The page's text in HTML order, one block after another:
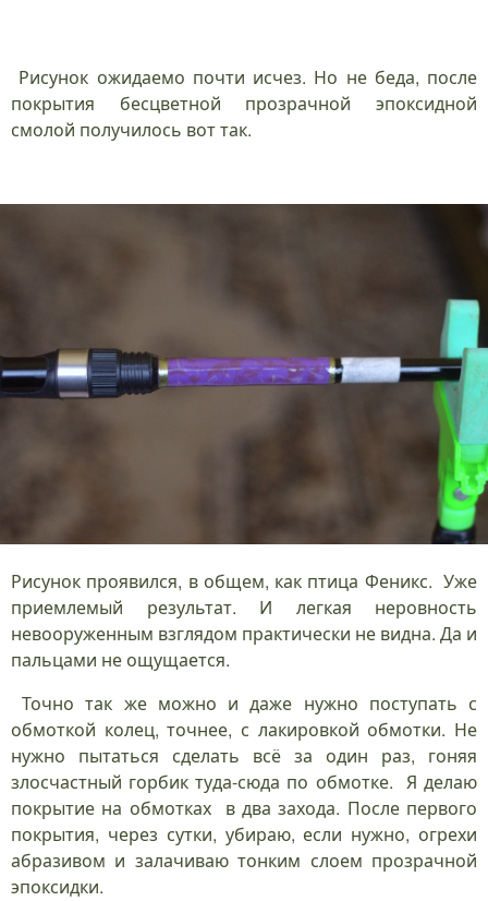
Рисунок ожидаемо почти исчез. Но не беда, после
покрытия бесцветной прозрачной эпоксидной
смолой получилось вот так.
Рисунок проявился, в общем, как птица Феникс. Уже
приемлемый результат. И легкая неровность
невооруженным взглядом практически не видна. Да и
пальцами не ощущается.
Точно так же можно и даже нужно поступать с
обмоткой колец, точнее, с лакировкой обмотки. Не
нужно пытаться сделать всё за один раз, гоняя
злосчастный горбик туда-сюда по обмотке. Я делаю
покрытие на обмотках в два захода. После первого
покрытия, через сутки, убираю, если нужно, огрехи
абразивом и залачиваю тонким слоем прозрачной
эпоксидки.